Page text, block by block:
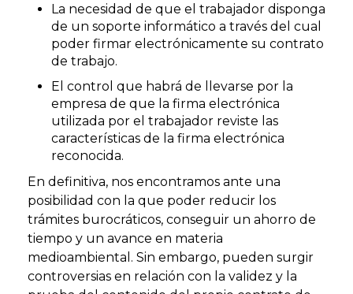
La necesidad de que el trabajador disponga
de un soporte informático a través del cual
poder firmar electrónicamente su contrato
de trabajo.
El control que habrá de llevarse por la
empresa de que la firma electrónica
utilizada por el trabajador reviste las
características de la firma electrónica
reconocida.
En definitiva, nos encontramos ante una
posibilidad con la que poder reducir los
trámites burocráticos, conseguir un ahorro de
tiempo y un avance en materia
medioambiental. Sin embargo, pueden surgir
controversias en relación con la validez y la